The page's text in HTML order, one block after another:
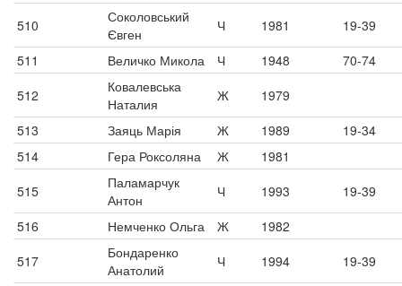
510
Соколовський
Євген
Ч 1981
19-39
511
Величко Микола Ч 1948
70-74
512
Ковалевська
Наталия
Ж
1979
513
Заяць Марія Ж 1989
19-34
514
Гера Роксоляна Ж
1981
515
Паламарчук
Антон
Ч 1993
19-39
516
Немченко Ольга Ж
1982
517
Бондаренко
Анатолий
Ч 1994 19-39